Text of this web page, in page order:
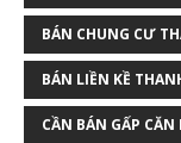
BÁN CHUNG CƯ
BÁN LIỀN KỀ
CẦN BÁN GẤP